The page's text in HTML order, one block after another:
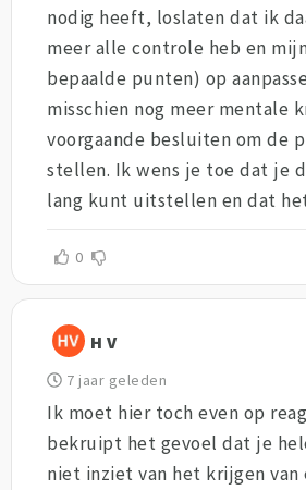
nodig heeft, loslaten dat ik
meer alle controle heb en
bepaalde punten) op
misschien nog meer mentale
voorgaande besluiten om de
stellen. Ik wens je toe dat je
lang kunt uitstellen en dat
0
H V
7 jaar geleden
Ik moet hier toch even op
bekruipt het gevoel dat je
niet inziet van het krijgen van